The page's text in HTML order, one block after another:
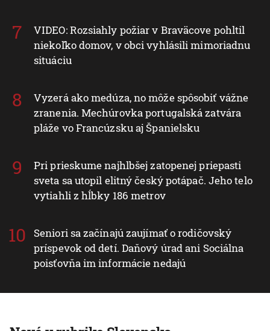
VIDEO: Rozsiahly požiar v Braväcove pohltil
niekoľko domov, v obci vyhlásili mimoriadnu
situáciu
Vyzerá ako medúza, no môže spôsobiť vážne
zranenia. Mechúrovka portugalská zatvára
pláže vo Francúzsku aj Španielsku
Pri prieskume najhlbšej zatopenej priepasti
sveta sa utopil elitný český potápač. Jeho telo
vytiahli z hĺbky 186 metrov
Seniori sa začínajú zaujímať o rodičovský
príspevok od detí. Daňový úrad ani Sociálna
poisťovňa im informácie nedajú